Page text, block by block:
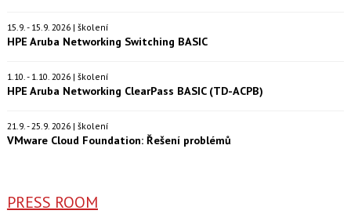
15.9. - 15.9. 2026 | školení
HPE Aruba Networking Switching BASIC
1.10. - 1.10. 2026 | školení
HPE Aruba Networking ClearPass BASIC (TD-ACPB)
21.9. - 25.9. 2026 | školení
VMware Cloud Foundation: Řešení problémů
PRESS ROOM